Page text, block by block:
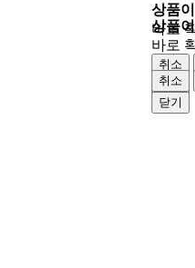
상품
바로
취소
닫기
상품
바로
취소
닫기